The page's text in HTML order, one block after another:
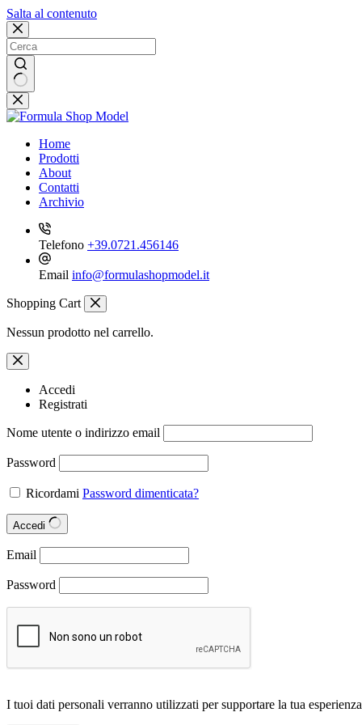
Salta al contenuto
Nessun
risultato
Home
Prodotti
About
Contatti
Archivio
Telefono +39.0721.456146
Email info@formulashopmodel.it
Shopping Cart
Nessun prodotto nel carrello.
Accedi
Registrati
Nome utente o indirizzo email
Password
Ricordami Password dimenticata?
Accedi
Email
Password
I tuoi dati personali verranno utilizzati per supportare la tua